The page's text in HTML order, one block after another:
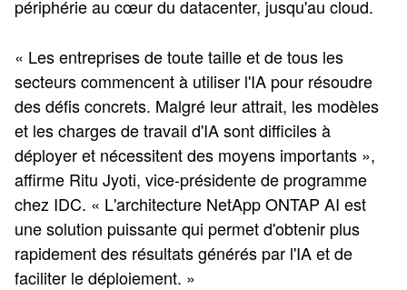
périphérie au cœur du datacenter, jusqu'au cloud.
« Les entreprises de toute taille et de tous les
secteurs commencent à utiliser l'IA pour résoudre
des défis concrets. Malgré leur attrait, les modèles
et les charges de travail d'IA sont difficiles à
déployer et nécessitent des moyens importants »,
affirme Ritu Jyoti, vice-présidente de programme
chez IDC. « L'architecture NetApp ONTAP AI est
une solution puissante qui permet d'obtenir plus
rapidement des résultats générés par l'IA et de
faciliter le déploiement. »